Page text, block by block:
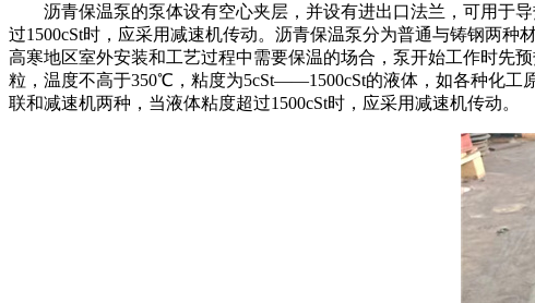
沥青保温泵的泵体设有空心夹层，并设有进出口法兰，可用于
过1500cSt时，应采用减速机传动。沥青保温泵分为普通与铸钢两
高寒地区室外安装和工艺过程中需要保温的场合，泵开始工作时先
粒，温度不高于350℃，粘度为5cSt——1500cSt的液体，如各种化工
联和减速机两种，当液体粘度超过1500cSt时，应采用减速机传动。